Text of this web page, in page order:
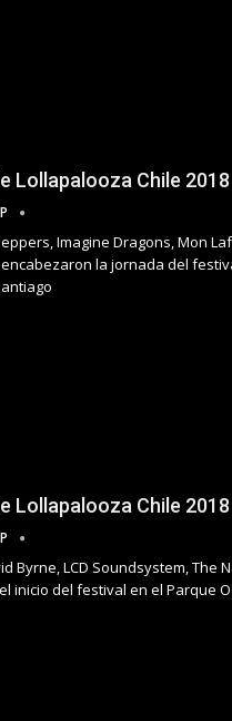
Lollapalooza Chile 2018
Imagine Dragons, Mon
la jornada del
Lollapalooza Chile 2018
Byrne, LCD Soundsystem, The
inicio del festival en el Parque